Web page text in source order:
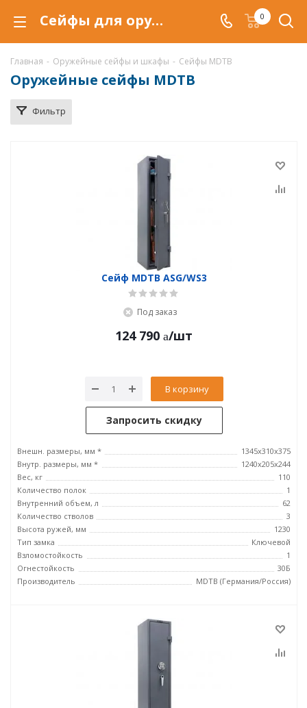
Сейфы для оружия MDTB ASG купить по низкой цене в Саратове, продажа оружейных сейфов MDTB ASG со скидкой 0
Главная - Оружейные сейфы и шкафы - Сейфы MDTB
Оружейные сейфы MDTB
Фильтр
Сейф MDTB ASG/WS3
Под заказ
124 790 /шт
В корзину
Запросить скидку
Внешн. размеры, мм *
1345x310x375
Внутр. размеры, мм *
1240x205x244
Вес, кг
110
Количество полок
1
Внутренний объем, л
62
Количество стволов
3
Высота ружей, мм
1230
Тип замка
Ключевой
Взломостойкость
1
Огнестойкость
30Б
Производитель
MDTB (Германия/Россия)